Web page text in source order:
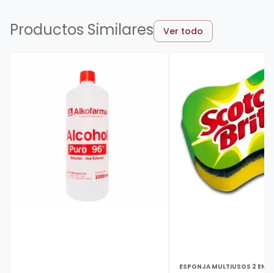
Productos Similares Ver todo
ESPONJA MULTIUSOS 2 EN 1